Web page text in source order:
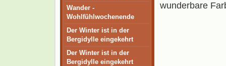
Wander -
Wohlfühlwochenende
Der Winter ist in der
Bergidylle eingekehrt
Der Winter ist in der
Bergidylle eingekehrt
wunderbare